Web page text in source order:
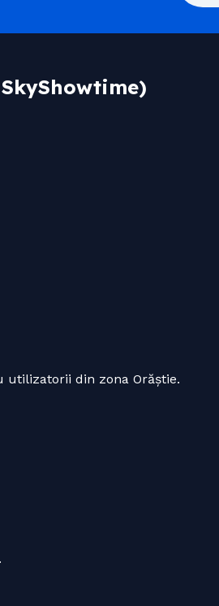
utilizatorii din zona Orăștie.